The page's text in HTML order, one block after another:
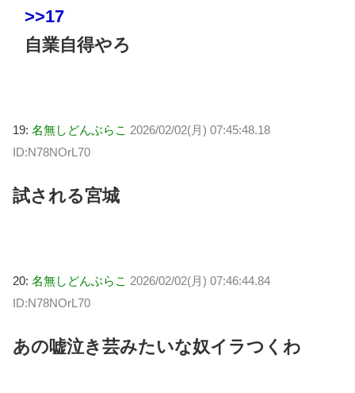
>>17
自業自得やろ
19: 名無しどんぶらこ 2026/02/02(月) 07:45:48.18
ID:N78NOrL70
試される宮城
20: 名無しどんぶらこ 2026/02/02(月) 07:46:44.84
ID:N78NOrL70
あの嘘泣き芸みたいな奴イラつくわ